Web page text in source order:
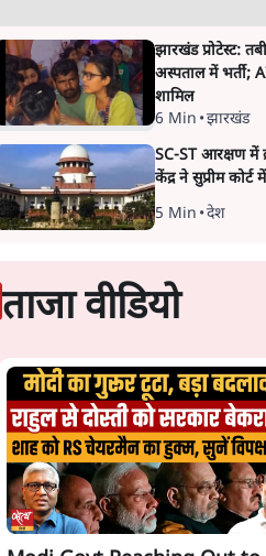
झारखंड प्रोटेस्ट:
अस्पताल में भर्ती;
शामिल
6 Min •झारखंड
SC-ST आरक्षण में
केंद्र ने सुप्रीम कोर्ट
5 Min •देश
ताजा वीडियो